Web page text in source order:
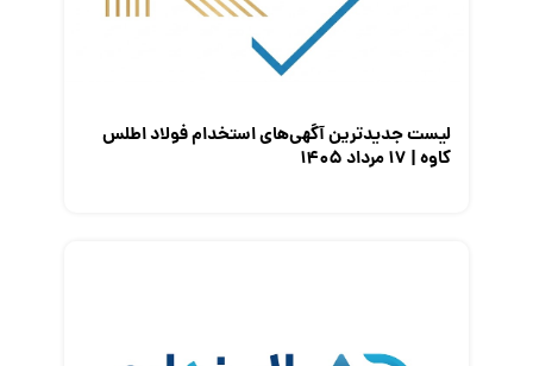
لیست جدیدترین آگهی‌های استخدام فولاد اطلس
کاوه | ۱۷ مرداد ۱۴۰۵